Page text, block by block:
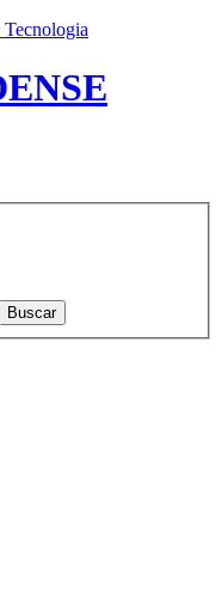
Buscar